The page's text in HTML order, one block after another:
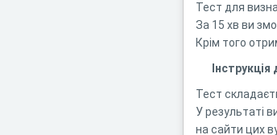
Тест для
За 15 хв ви
Крім того
Тест
У результаті
на сайти цих